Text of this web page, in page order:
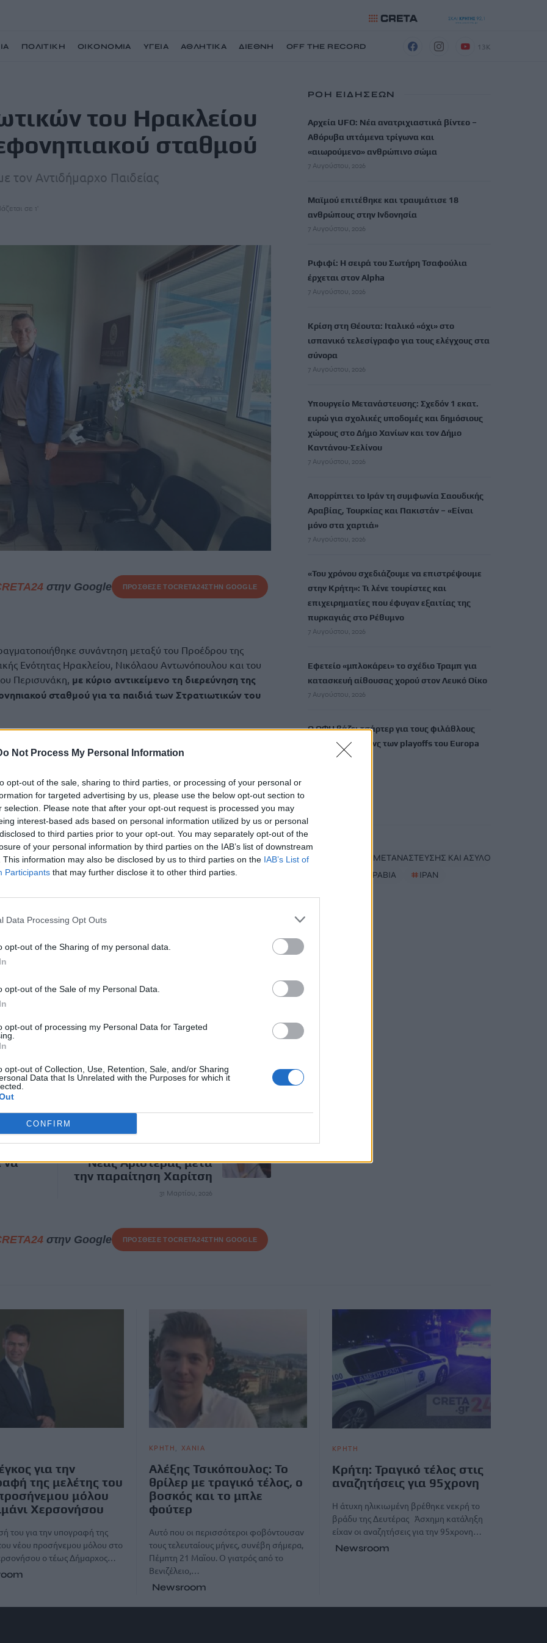
Not Process My Personal Information
opt-out of the sale, sharing to third parties, or processing of your personal or
for targeted advertising by us, please use the below opt-out section to
selection. Please note that after your opt-out request is processed you may
interest-based ads based on personal information utilized by us or personal
to third parties prior to your opt-out. You may separately opt-out of the
of your personal information by third parties on the IAB’s list of downstream
This information may also be disclosed by us to third parties on the IAB’s List of
Participants that may further disclose it to other third parties.
Data Processing Opt Outs
opt-out of the Sharing of my personal data.
opt-out of the Sale of my Personal Data.
opt-out of processing my Personal Data for Targeted
opt-out of Collection, Use, Retention, Sale, and/or Sharing
Data that Is Unrelated with the Purposes for which it
CONFIRM
ΠΟΛΙΤΙΚΗ ΟΙΚΟΝΟΜΙΑ ΥΓΕΙΑ ΑΘΛΗΤΙΚΑ ΔΙΕΘΝΗ OFF THE RECORD
13K
του Ηρακλείου
σταθμού
τον Αντιδήμαρχο Παιδείας
σε 1'
στην Google ΠΡΟΣΘΕΣΕ ΤΟCRETA24ΣΤΗΝ GOOGLE
συνάντηση μεταξύ του Προέδρου της
Ενότητας Ηρακλείου, Νικόλαου Αντωνόπουλου και του
Περισυνάκη, με κύριο αντικείμενο τη διερεύνηση της
σταθμού για τα παιδιά των Στρατιωτικών του
η αυξημένη ανάγκη στήριξης των
συχνά καλούνται να ανταποκριθούν σε ιδιαίτερες
υποχρεώσεις και μετακινήσεις. Η
ουσιαστικά στη διευκόλυνση της
Ενόπλων Δυνάμεων, ενισχύοντας παράλληλα την
Παιδείας εξέφρασε το ενδιαφέρον της
διάθεση να εξεταστούν οι δυνατότητες συνεργασίας,
όσο και σε θεσμικό πλαίσιο, προκειμένου να
Ένωσης Στρατιωτικών τόνισε τη σημασία της άμεσης
ότι η δημιουργία βρεφονηπιακού σταθμού
της περιοχής.
και εποικοδομητικό κλίμα, με κοινή διαπίστωση
και ανάληψης πρωτοβουλιών για την εξεύρεση βιώσιμης
Ενότητας Ηρακλείου θα συνεχίσει να εργάζεται με
που αφορούν την καθημερινότητα και την ποιότητα
τους.
να
Η Πέτη Πέρκα νέα
Νέας Αριστεράς μετά
την παραίτηση Χαρίτση
31 Μαρτίου, 2026
στην Google ΠΡΟΣΘΕΣΕ ΤΟCRETA24ΣΤΗΝ GOOGLE
ΡΟΗ ΕΙΔΗΣΕΩΝ
Αρχεία UFO: Νέα ανατριχιαστικά βίντεο –
Αθόρυβα ιπτάμενα τρίγωνα και
«αιωρούμενo» ανθρώπινo σώμα
7 Αυγούστου, 2026
Μαϊμού επιτέθηκε και τραυμάτισε 18
ανθρώπους στην Ινδονησία
7 Αυγούστου, 2026
Ριφιφί: Η σειρά του Σωτήρη Τσαφούλια
έρχεται στον Alpha
7 Αυγούστου, 2026
Κρίση στη Θέουτα: Ιταλικό «όχι» στο
ισπανικό τελεσίγραφο για τους ελέγχους στα
σύνορα
7 Αυγούστου, 2026
Υπουργείο Μετανάστευσης: Σχεδόν 1 εκατ.
ευρώ για σχολικές υποδομές και δημόσιους
χώρους στο Δήμο Χανίων και τον Δήμο
Καντάνου-Σελίνου
7 Αυγούστου, 2026
Απορρίπτει το Ιράν τη συμφωνία Σαουδικής
Αραβίας, Τουρκίας και Πακιστάν – «Είναι
μόνο στα χαρτιά»
7 Αυγούστου, 2026
«Του χρόνου σχεδιάζουμε να επιστρέψουμε
στην Κρήτη»: Τι λένε τουρίστες και
επιχειρηματίες που έφυγαν εξαιτίας της
πυρκαγιάς στο Ρέθυμνο
7 Αυγούστου, 2026
Εφετείο «μπλοκάρει» το σχέδιο Τραμπ για
κατασκευή αίθουσας χορού στον Λευκό Οίκο
7 Αυγούστου, 2026
Ο ΟΦΗ βάζει τσάρτερ για τους φιλάθλους
ενόψει της ρεβάνς των playoffs του Europa
League
ΥΠΟΥΡΓΕΙΟ ΜΕΤΑΝΑΣΤΕΥΣΗΣ ΚΑΙ ΑΣΥΛΟΥ
ΣΑΟΥΔΙΚΗ ΑΡΑΒΙΑ #ΙΡΑΝ
για την
της μελέτης του
μόλου
Χερσονήσου
του για την υπογραφή της
νέου προσήνεμου μόλου στο
ο τέως Δήμαρχος…
ΚΡΗΤΗ ΧΑΝΙΑ
Αλέξης Τσικόπουλος: Το
θρίλερ με τραγικό τέλος, ο
βοσκός και το μπλε
φούτερ
Aυτό που οι περισσότεροι φοβόντουσαν
τους τελευταίους μήνες, συνέβη σήμερα,
Πέμπτη 21 Μαϊου. Ο γιατρός από το
Βενιζέλειο,…
Newsroom
ΚΡΗΤΗ
Κρήτη: Τραγικό τέλος στις
αναζητήσεις για 95χρονη
Η άτυχη ηλικιωμένη βρέθηκε νεκρή το
βράδυ της Δευτέρας Άσχημη κατάληξη
είχαν οι αναζητήσεις για την 95χρονη…
Newsroom